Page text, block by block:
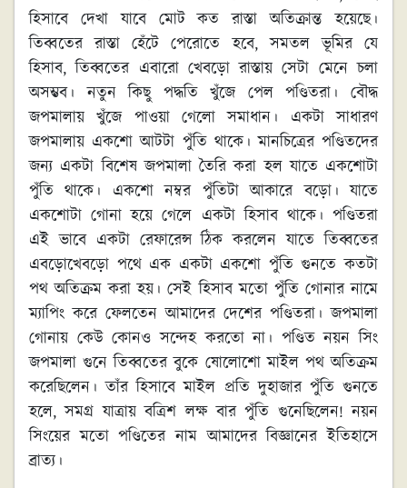
হিসাবে দেখা যাবে মোট কত রাস্তা অতিক্রান্ত হয়েছে।
তিব্বতের রাস্তা হেঁটে পেরোতে হবে, সমতল ভূমির যে
হিসাব, তিব্বতের এবারো খেবড়ো রাস্তায় সেটা মেনে চলা
অসম্ভব। নতুন কিছু পদ্ধতি খুঁজে পেল পণ্ডিতরা। বৌদ্ধ
জপমালায় খুঁজে পাওয়া গেলো সমাধান। একটা সাধারণ
জপমালায় একশো আটটা পুঁতি থাকে। মানচিত্রের পণ্ডিতদের
জন্য একটা বিশেষ জপমালা তৈরি করা হল যাতে একশোটা
পুঁতি থাকে। একশো নম্বর পুঁতিটা আকারে বড়ো। যাতে
একশোটা গোনা হয়ে গেলে একটা হিসাব থাকে। পণ্ডিতরা
এই ভাবে একটা রেফারেন্স ঠিক করলেন যাতে তিব্বতের
এবড়োখেবড়ো পথে এক একটা একশো পুঁতি গুনতে কতটা
পথ অতিক্রম করা হয়। সেই হিসাব মতো পুঁতি গোনার নামে
ম্যাপিং করে ফেলতেন আমাদের দেশের পণ্ডিতরা। জপমালা
গোনায় কেউ কোনও সন্দেহ করতো না। পণ্ডিত নয়ন সিং
জপমালা গুনে তিব্বতের বুকে ষোলোশো মাইল পথ অতিক্রম
করেছিলেন। তাঁর হিসাবে মাইল প্রতি দুহাজার পুঁতি গুনতে
হলে, সমগ্র যাত্রায় বত্রিশ লক্ষ বার পুঁতি গুনেছিলেন! নয়ন
সিংয়ের মতো পণ্ডিতের নাম আমাদের বিজ্ঞানের ইতিহাসে
ব্রাত্য।